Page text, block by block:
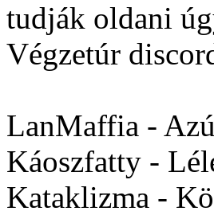
tudják oldani
Végzetúr
LanMaffia -
Káoszfatty -
Kataklizma -